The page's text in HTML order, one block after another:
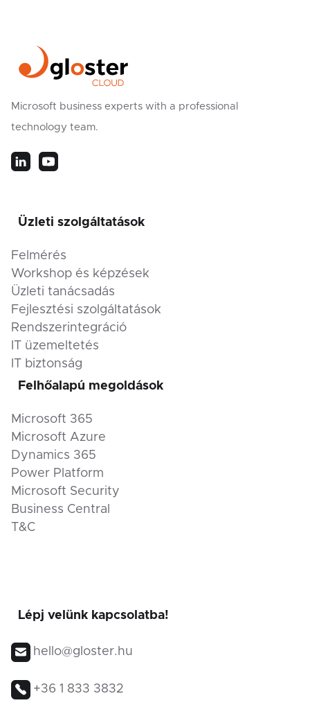
Microsoft business experts with a professional
technology team.
Üzleti szolgáltatások
Felmérés
Workshop és képzések
Üzleti tanácsadás
Fejlesztési szolgáltatások
Rendszerintegráció
IT üzemeltetés
IT biztonság
Felhőalapú megoldások
Microsoft 365
Microsoft Azure
Dynamics 365
Power Platform
Microsoft Security
Business Central
T&C
Lépj velünk kapcsolatba!
hello@gloster.hu
+36 1 833 3832